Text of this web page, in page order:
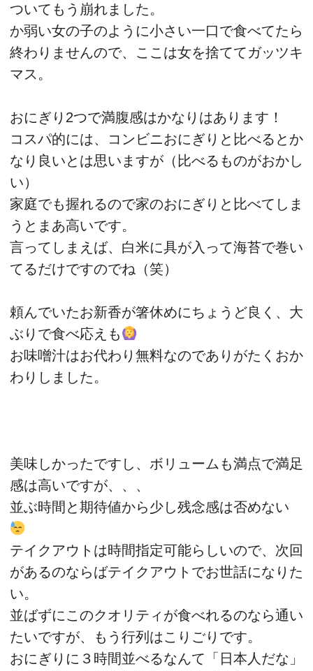
ついてもう崩れました。
か弱い女の子のように小さい一口で食べてたら
終わりませんので、ここは女を捨ててガッツキ
マス。
おにぎり2つで満腹感はかなりはあります！
コスパ的には、コンビニおにぎりと比べるとか
なり良いとは思いますが（比べるものがおかし
い）
家庭でも握れるので家のおにぎりと比べてしま
うとまあ高いです。
言ってしまえば、白米に具が入って海苔で巻い
てるだけですのでね（笑）
頼んでいたお新香が箸休めにちょうど良く、大
ぶりで食べ応えも
お味噌汁はお代わり無料なのでありがたくおか
わりしました。
美味しかったですし、ボリュームも満点で満足
感は高いですが、、、
並ぶ時間と期待値から少し残念感は否めない
テイクアウトは時間指定可能らしいので、次回
があるのならばテイクアウトでお世話になりた
い。
並ばずにこのクオリティが食べれるのなら通い
たいですが、もう行列はこりごりです。
おにぎりに３時間並べるなんて「日本人だな」